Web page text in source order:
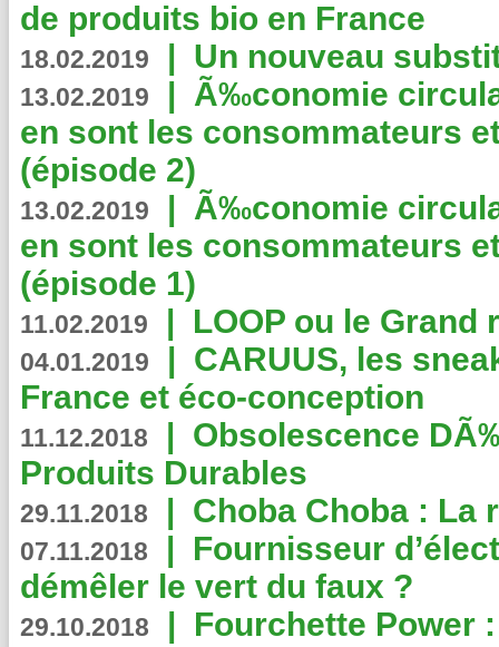
de produits bio en France
18.02.2019 | Un nouveau
13.02.2019 | Ã‰conomie
en sont les consommateurs
(épisode 2)
13.02.2019 | Ã‰conomie
en sont les consommateurs
(épisode 1)
11.02.2019 | LOOP ou le Grand
04.01.2019 | CARUUS, les
France et éco-conception
11.12.2018 | Obsolescence
Produits Durables
29.11.2018 | Choba Choba : La
07.11.2018 | Fournisseur
démêler le vert du faux ?
29.10.2018 | Fourchette Power